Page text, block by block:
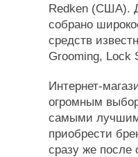
Redken (США).
собрано
средств
Grooming, Lock
Интернет-
огромным
самыми
приобрести
сразу же после